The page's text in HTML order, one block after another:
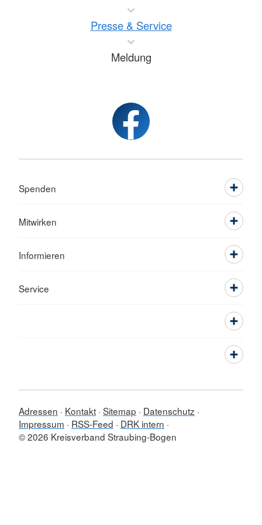
Presse & Service
Meldung
Spenden
Mitwirken
Informieren
Service
Adressen Kontakt Sitemap
Datenschutz
Impressum
RSS-Feed
DRK intern
© 2026 Kreisverband Straubing-Bogen